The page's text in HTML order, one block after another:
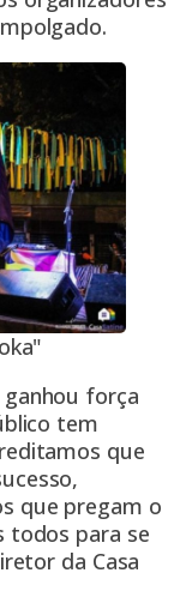
força
tem
que
que pregam o
todos para se
da Casa